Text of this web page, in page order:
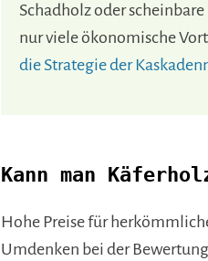
Schadholz oder
nur viele ökonomische
die Strategie der
Kann man
Hohe Preise für
Umdenken bei der